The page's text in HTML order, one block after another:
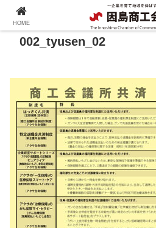
002_tyusen_02
HOME